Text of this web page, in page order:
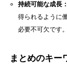
持続可能な成長：
得られるように
必要不可欠です。
まとめのキー